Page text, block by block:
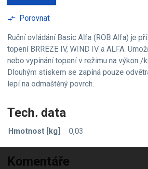
compare_arrows Porovnat
Ruční ovládání Basic Alfa (ROB Alfa) je
topení BRREZE IV, WIND IV a ALFA.
nebo vypínání topení v režimu na výkon /
Dlouhým stiskem se zapíná pouze
lepí na odmaštěný povrch.
Tech. data
Hmotnost [kg] 0,03
Komentáře